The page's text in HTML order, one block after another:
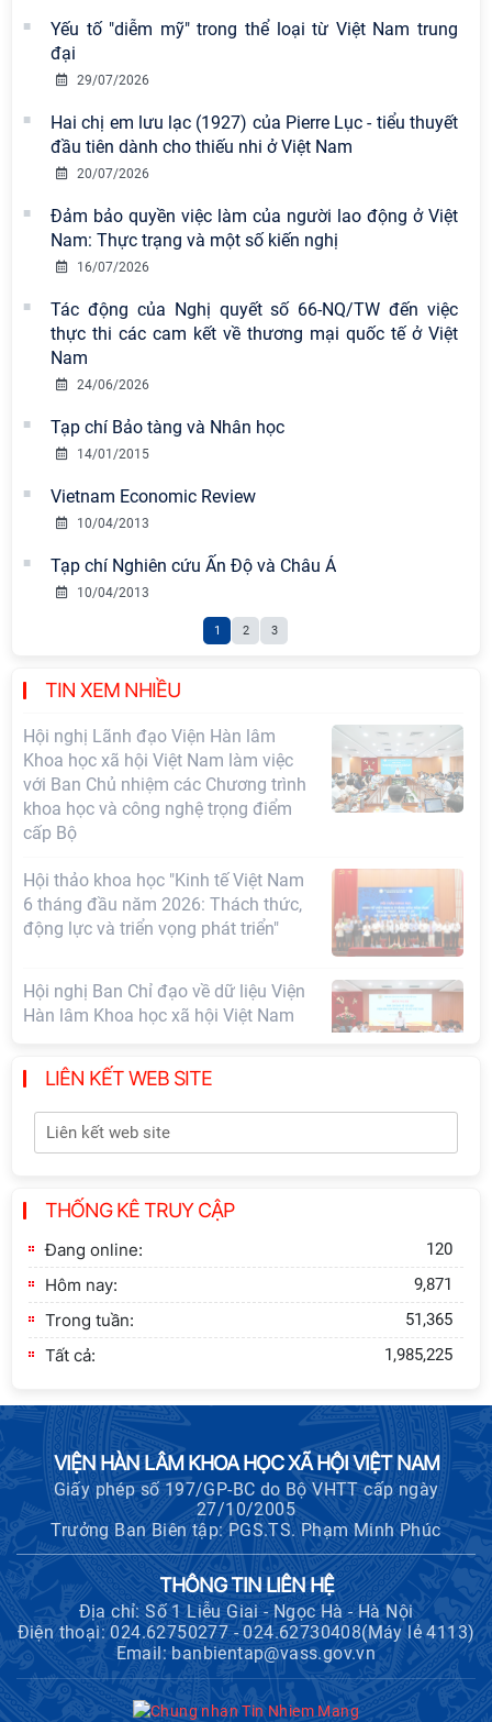
Yếu tố "diễm mỹ" trong thể loại từ Việt Nam trung
đại
29/07/2026
Hai chị em lưu lạc (1927) của Pierre Lục - tiểu thuyết
đầu tiên dành cho thiếu nhi ở Việt Nam
20/07/2026
Đảm bảo quyền việc làm của người lao động ở Việt
Nam: Thực trạng và một số kiến nghị
16/07/2026
Tác động của Nghị quyết số 66-NQ/TW đến việc
thực thi các cam kết về thương mại quốc tế ở Việt
Nam
24/06/2026
Tạp chí Bảo tàng và Nhân học
14/01/2015
Vietnam Economic Review
10/04/2013
Tạp chí Nghiên cứu Ấn Độ và Châu Á
10/04/2013
1 2 3
TIN XEM NHIỀU
Viện Hàn lâm Khoa học xã hội Việt
Nam có 02 tác phẩm đạt giải khuyến
khích tại Cuộc thi chính luận bảo vệ
nền tảng tư tưởng của Đảng năm
2026
Chi bộ Viện Sử học tổ chức Tọa đàm
chuyên đề: Đẩy mạnh học tập, thực
hành tư tưởng, đạo đức, phương
pháp, phong cách Hồ Chí Minh trong
Đảng ủy Viện Hàn lâm Khoa học xã
hội Việt Nam sơ kết công tác 6 tháng
đầu năm và triển khai nhiệm vụ
Hội thảo khoa học quốc tế “Không
nguyên mới: Định hướng chiến lược
và lựa chọn chính sách” sẽ diễn ra
Tọa đàm Giao lưu chuyên đề về
những kinh nghiệm quan trọng của
Đảng Cộng sản Trung Quốc và Đảng
sự nghiệp xây dựng chủ nghĩa xã hội
Hội nghị Lãnh đạo Viện Hàn lâm
Khoa học xã hội Việt Nam làm việc
với Ban Chủ nhiệm các Chương trình
khoa học và công nghệ trọng điểm
cấp Bộ
Hội thảo khoa học "Kinh tế Việt Nam
6 tháng đầu năm 2026: Thách thức,
động lực và triển vọng phát triển"
Hội nghị Ban Chỉ đạo về dữ liệu Viện
Hàn lâm Khoa học xã hội Việt Nam
triển Việt Nam trong kỷ nguyên mới:
Định hướng chiến lược và lựa chọn
Khai quật công trường khai thác đá
xây dựng Thành Nhà Hồ ở núi An
Tôn
LIÊN KẾT WEB SITE
THỐNG KÊ TRUY CẬP
Đang online: 120
Hôm nay: 9,871
Trong tuần: 51,365
Tất cả: 1,985,225
VIỆN HÀN LÂM KHOA HỌC XÃ HỘI VIỆT NAM
Giấy phép số 197/GP-BC do Bộ VHTT cấp ngày
27/10/2005
Trưởng Ban Biên tập: PGS.TS. Phạm Minh Phúc
THÔNG TIN LIÊN HỆ
Địa chỉ: Số 1 Liễu Giai - Ngọc Hà - Hà Nội
Điện thoại: 024.62750277 - 024.62730408(Máy lẻ 4113)
Email: banbientap@vass.gov.vn